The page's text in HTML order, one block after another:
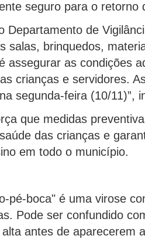
seguro para o retorno
Departamento de
salas, brinquedos,
assegurar as condições
crianças e servidores.
segunda-feira (10/11)”,
que medidas
das crianças e
em todo o município.
pé-boca" é uma virose
Pode ser confundido
antes de aparecerem